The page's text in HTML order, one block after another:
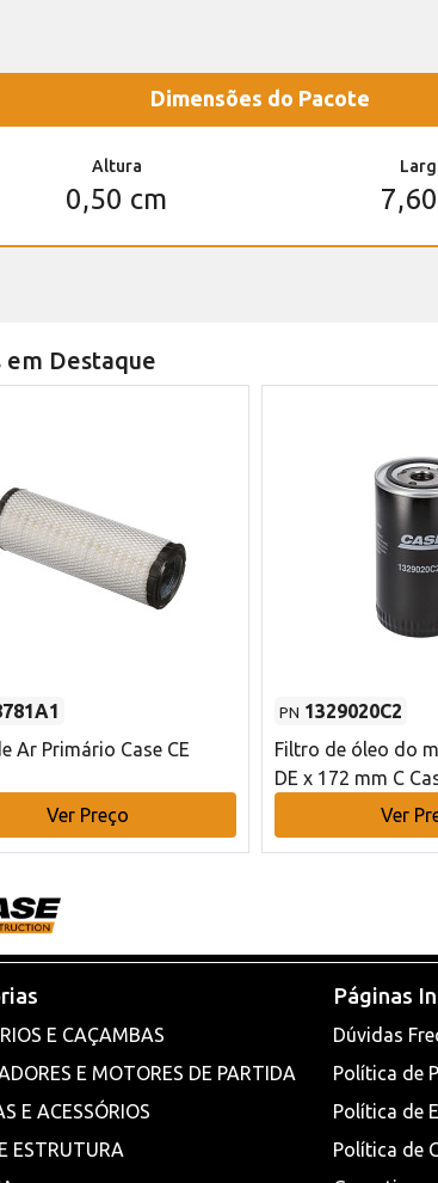
Dimensões do Pacote
Altura
0,50 cm
Destaque
Ar Primário Case CE
Ver Preço
PN 1329020C2
Filtro de óleo do
DE x 172 mm C
Ver
E CAÇAMBAS
E MOTORES DE PARTIDA
E ACESSÓRIOS
ESTRUTURA
Páginas
Dúvidas
Política de
Política de
Política de